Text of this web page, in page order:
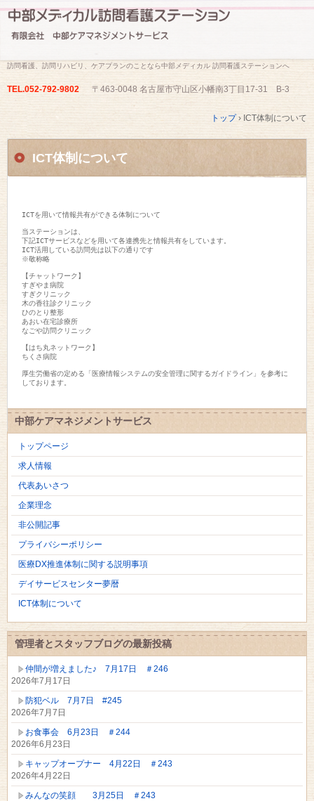
訪問看護、訪問リハビリ、ケアプランのことなら中部メディカル 訪問看護ステーションへ
TEL.052-792-9802 〒463-0048 名古屋市守山区小幡南3丁目17-31 B-3
トップ› ICT体制について
ICT体制について
ICTを用いて情報共有ができる体制について
当ステーションは、
下記ICTサービスなどを用いて各連携先と情報共有をしています。
ICT活用している訪問先は以下の通りです
※敬称略
【チャットワーク】
すぎやま病院
すぎクリニック
木の香往診クリニック
ひのとり整形
あおい在宅診療所
なごや訪問クリニック
【はち丸ネットワーク】
ちくさ病院
厚生労働省の定める「医療情報システムの安全管理に関するガイドライン」を参考に
しております。
中部ケアマネジメントサービス
トップページ
求人情報
代表あいさつ
企業理念
非公開記事
プライバシーポリシー
医療DX推進体制に関する説明事項
デイサービスセンター夢暦
ICT体制について
管理者とスタッフブログの最新投稿
仲間が増えました♪ 7月17日 ＃246
2026年7月17日
防犯ベル 7月7日 #245
2026年7月7日
お食事会 6月23日 ＃244
2026年6月23日
キャップオープナー 4月22日 ＃243
2026年4月22日
みんなの笑顔 3月25日 ＃243